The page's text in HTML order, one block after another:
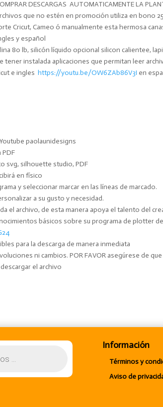
DESCARGAS AUTOMATICAMENTE LA
que no estén en promoción utiliza en bono
Cricut, Cameo ó manualmente esta hermosa
y español
80 lb, silicón líquido opcional silicon calientee,
tener instalada aplicaciones que permitan leer
e ingleshttps://youtu.be/OW6ZAb86V3I en
paolaunidesigns
svg, silhouette studio, PDF
en físico
y seleccionar marcar en las líneas de marcado.
a su gusto y necesidad.
el archivo, de esta manera apoya el talento del
básicos sobre su programa de plotter
para la descarga de manera inmediata
ni cambios. POR FAVOR asegúrese de
el archivo
Información
Términos y
Aviso de